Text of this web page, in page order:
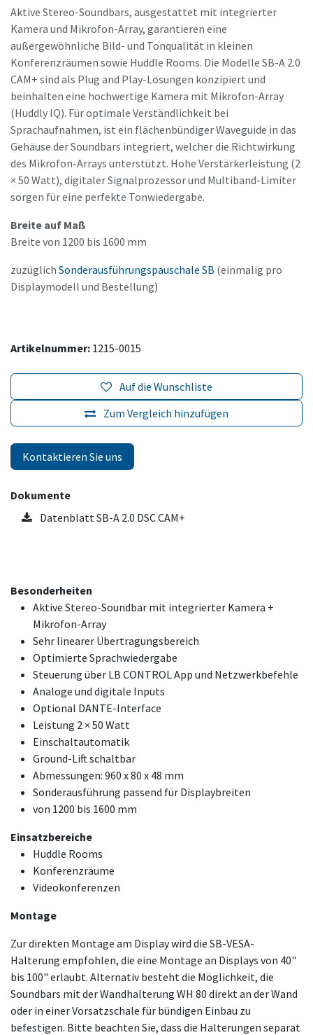
Aktive Stereo-Soundbars, ausgestattet mit integrierter
Kamera und Mikrofon-Array, garantieren eine
außergewöhnliche Bild- und Tonqualität in kleinen
Konferenzräumen sowie Huddle Rooms. Die Modelle SB-A 2.0
CAM+ sind als Plug and Play-Lösungen konzipiert und
beinhalten eine hochwertige Kamera mit Mikrofon-Array
(Huddly IQ). Für optimale Verständlichkeit bei
Sprachaufnahmen, ist ein flächenbündiger Waveguide in das
Gehäuse der Soundbars integriert, welcher die Richtwirkung
des Mikrofon-Arrays unterstützt. Hohe Verstärkerleistung (2
× 50 Watt), digitaler Signalprozessor und Multiband-Limiter
sorgen für eine perfekte Tonwiedergabe.
Breite auf Maß
Breite von 1200 bis 1600 mm
zuzüglich Sonderausführungspauschale SB (einmalig pro
Displaymodell und Bestellung)
Artikelnummer: 1215-0015
Zum Vergleich hinzufügen
Auf die Wunschliste
Kontaktieren Sie uns
Dokumente
Datenblatt SB-A 2.0 DSC CAM+
Besonderheiten
Aktive Stereo-Soundbar mit integrierter Kamera +
Mikrofon-Array
Sehr linearer Übertragungsbereich
Optimierte Sprachwiedergabe
Steuerung über LB CONTROL App und Netzwerkbefehle
Analoge und digitale Inputs
Optional DANTE-Interface
Leistung 2 × 50 Watt
Einschaltautomatik
Ground-Lift schaltbar
Abmessungen: 960 x 80 x 48 mm
Sonderausführung passend für Displaybreiten
von 1200 bis 1600 mm
Einsatzbereiche
Huddle Rooms
Konferenzräume
Videokonferenzen
Montage
Zur direkten Montage am Display wird die SB-VESA-
Halterung empfohlen, die eine Montage an Displays von 40"
bis 100" erlaubt. Alternativ besteht die Möglichkeit, die
Soundbars mit der Wandhalterung WH 80 direkt an der Wand
oder in einer Vorsatzschale für bündigen Einbau zu
befestigen. Bitte beachten Sie, dass die Halterungen separat